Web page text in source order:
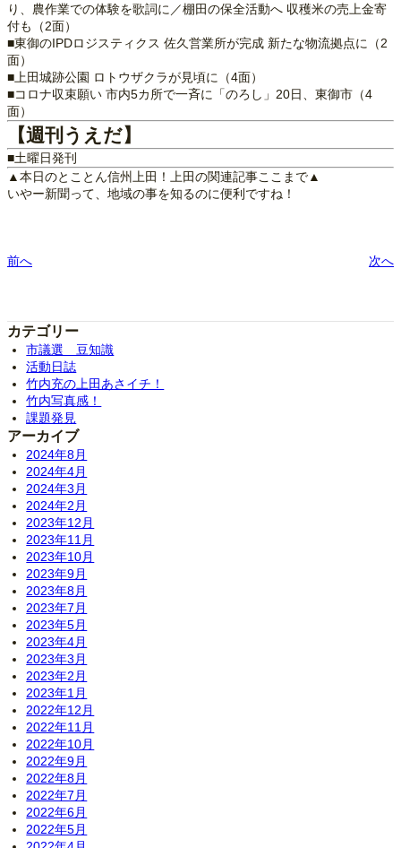
り、農作業での体験を歌詞に／棚田の保全活動へ 収穫米の売上金寄
付も（2面）
■東御のIPDロジスティクス 佐久営業所が完成 新たな物流拠点に（2
面）
■上田城跡公園 ロトウザクラが見頃に（4面）
■コロナ収束願い 市内5カ所で一斉に「のろし」20日、東御市（4
面）
【週刊うえだ】
■土曜日発刊
▲本日のとことん信州上田！上田の関連記事ここまで▲
いやー新聞って、地域の事を知るのに便利ですね！
前へ 次へ
カテゴリー
市議選 豆知識
活動日誌
竹内充の上田あさイチ！
竹内写真感！
課題発見
アーカイブ
2024年8月
2024年4月
2024年3月
2024年2月
2023年12月
2023年11月
2023年10月
2023年9月
2023年8月
2023年7月
2023年5月
2023年4月
2023年3月
2023年2月
2023年1月
2022年12月
2022年11月
2022年10月
2022年9月
2022年8月
2022年7月
2022年6月
2022年5月